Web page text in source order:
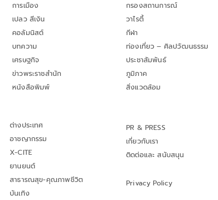
การเมือง
เปลว สีเงิน
คอลัมนิสต์
บทความ
เศรษฐกิจ
ข่าวพระราชสำนัก
หนังสือพิมพ์
กรองสถานการณ์
วาไรตี้
กีฬา
ท่องเที่ยว – ศิลปวัฒนธรรม
ประชาสัมพันธ์
ภูมิภาค
สิ่งแวดล้อม
ต่างประเทศ
อาชญากรรม
X-CITE
ยานยนต์
สาธารณสุข-คุณภาพชีวิต
บันเทิง
PR & PRESS
เกี่ยวกับเรา
ติดต่อและ สนับสนุน
Privacy Policy